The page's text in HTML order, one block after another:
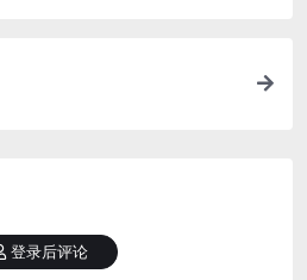
登录后评论